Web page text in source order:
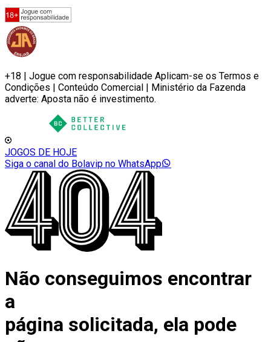
+18 | Jogue com responsabilidade Aplicam-se os Termos e
Condições | Conteúdo Comercial | Ministério da Fazenda
adverte: Aposta não é investimento.
JOGOS DE HOJE
Siga o canal do Bolavip no WhatsApp
Não conseguimos encontrar
a
página solicitada, ela pode